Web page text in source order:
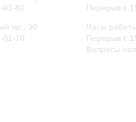
01-80
пр., 30
01-70
Перерыв с
Часы
Перерыв с
Вопросы